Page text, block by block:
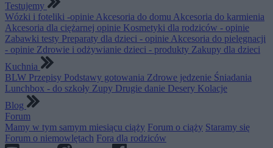
Testujemy
Wózki i foteliki -opinie Akcesoria do domu Akcesoria do karmienia
Akcesoria dla ciężarnej opinie Kosmetyki dla rodziców - opinie
Zabawki testy Preparaty dla dzieci - opinie Akcesoria do pielęgnacji
- opinie Zdrowie i odżywianie dzieci - produkty Zakupy dla dzieci
Kuchnia
BLW Przepisy Podstawy gotowania Zdrowe jedzenie Śniadania
Lunchbox - do szkoły Zupy Drugie danie Desery Kolacje
Blog
Forum
Mamy w tym samym miesiącu ciąży Forum o ciąży Staramy się
Forum o niemowlętach Fora dla rodziców